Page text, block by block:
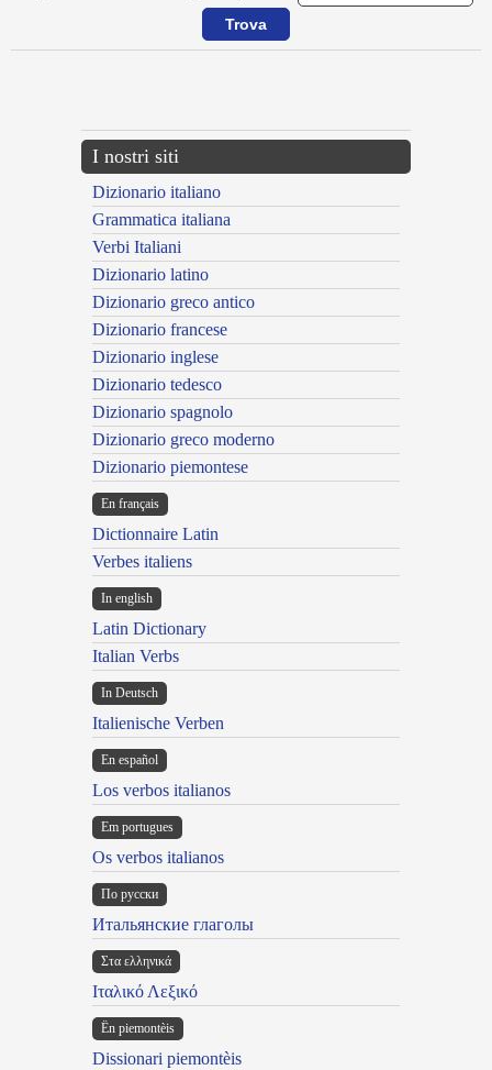
I nostri siti
Dizionario italiano
Grammatica italiana
Verbi Italiani
Dizionario latino
Dizionario greco antico
Dizionario francese
Dizionario inglese
Dizionario tedesco
Dizionario spagnolo
Dizionario greco moderno
Dizionario piemontese
En français
Dictionnaire Latin
Verbes italiens
In english
Latin Dictionary
Italian Verbs
In Deutsch
Italienische Verben
En español
Los verbos italianos
Em portugues
Os verbos italianos
По русски
Итальянские глаголы
Στα ελληνικά
Ιταλικό Λεξικό
Ën piemontèis
Dissionari piemontèis